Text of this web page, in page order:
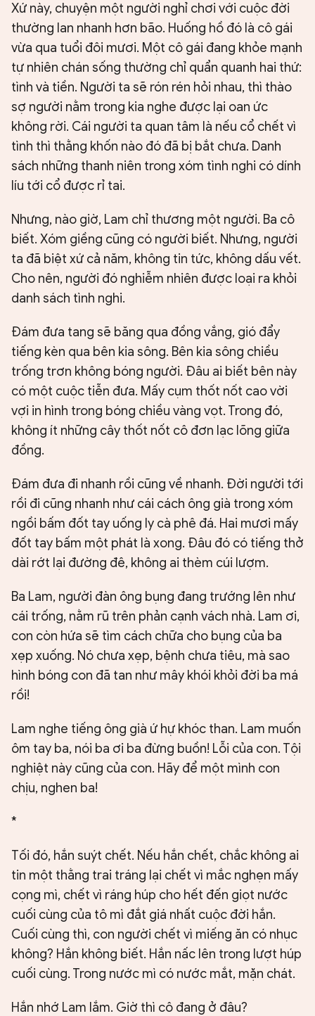
Xứ này, chuyện một người nghỉ chơi với cuộc đời
thường lan nhanh hơn bão. Huống hồ đó là cô gái
vừa qua tuổi đôi mươi. Một cô gái đang khỏe mạnh
tự nhiên chán sống thường chỉ quẩn quanh hai thứ:
tình và tiền. Người ta sẽ rón rén hỏi nhau, thì thào
sợ người nằm trong kia nghe được lại oan ức
không rời. Cái người ta quan tâm là nếu cổ chết vì
tình thì thằng khốn nào đó đã bị bắt chưa. Danh
sách những thanh niên trong xóm tình nghi có dính
líu tới cổ được rỉ tai.
Nhưng, nào giờ, Lam chỉ thương một người. Ba cô
biết. Xóm giềng cũng có người biết. Nhưng, người
ta đã biệt xứ cả năm, không tin tức, không dấu vết.
Cho nên, người đó nghiễm nhiên được loại ra khỏi
danh sách tình nghi.
Đám đưa tang sẽ băng qua đồng vắng, gió đẩy
tiếng kèn qua bên kia sông. Bên kia sông chiều
trống trơn không bóng người. Đâu ai biết bên này
có một cuộc tiễn đưa. Mấy cụm thốt nốt cao vời
vợi in hình trong bóng chiều vàng vọt. Trong đó,
không ít những cây thốt nốt cô đơn lạc lõng giữa
đồng.
Đám đưa đi nhanh rồi cũng về nhanh. Đời người tới
rồi đi cũng nhanh như cái cách ông già trong xóm
ngồi bấm đốt tay uống ly cà phê đá. Hai mươi mấy
đốt tay bấm một phát là xong. Đâu đó có tiếng thở
dài rớt lại đường đê, không ai thèm cúi lượm.
Ba Lam, người đàn ông bụng đang trướng lên như
cái trống, nằm rũ trên phản cạnh vách nhà. Lam ơi,
con còn hứa sẽ tìm cách chữa cho bụng của ba
xẹp xuống. Nó chưa xẹp, bệnh chưa tiêu, mà sao
hình bóng con đã tan như mây khói khỏi đời ba má
rồi!
Lam nghe tiếng ông già ứ hự khóc than. Lam muốn
ôm tay ba, nói ba ơi ba đừng buồn! Lỗi của con. Tội
nghiệt này cũng của con. Hãy để một mình con
chịu, nghen ba!
*
Tối đó, hắn suýt chết. Nếu hắn chết, chắc không ai
tin một thằng trai tráng lại chết vì mắc nghẹn mấy
cọng mì, chết vì ráng húp cho hết đến giọt nước
cuối cùng của tô mì đắt giá nhất cuộc đời hắn.
Cuối cùng thì, con người chết vì miếng ăn có nhục
không? Hắn không biết. Hắn nấc lên trong lượt húp
cuối cùng. Trong nước mì có nước mắt, mặn chát.
Hắn nhớ Lam lắm. Giờ thì cô đang ở đâu?